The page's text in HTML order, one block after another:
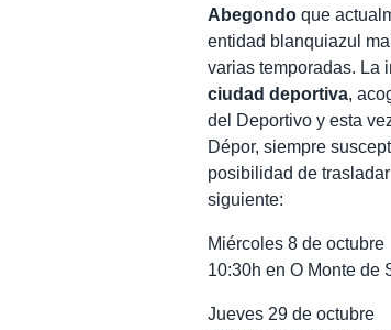
Abegondo que
entidad blanquiazul
varias temporadas. La
ciudad deportiva,
del Deportivo y esta
Dépor, siempre
posibilidad de
siguiente:
Miércoles 8 de octubre
10:30h en O Monte de
Jueves 29 de octubre